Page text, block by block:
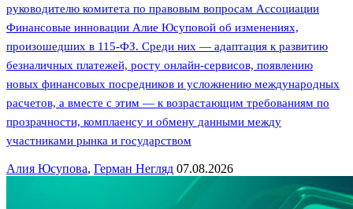
руководителю комитета по правовым вопросам Ассоциации
Финансовые инновации Алие Юсуповой об изменениях,
произошедших в 115-ФЗ. Среди них — адаптация к развитию
безналичных платежей, росту онлайн-сервисов, появлению
новых финансовых посредников и усложнению международных
расчетов, а вместе с этим — к возрастающим требованиям по
прозрачности, комплаенсу и обмену данными между
участниками рынка и государством
Алия Юсупова, Герман Негляд 07.08.2026